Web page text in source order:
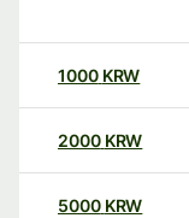
1000 KRW
2000 KRW
5000 KRW